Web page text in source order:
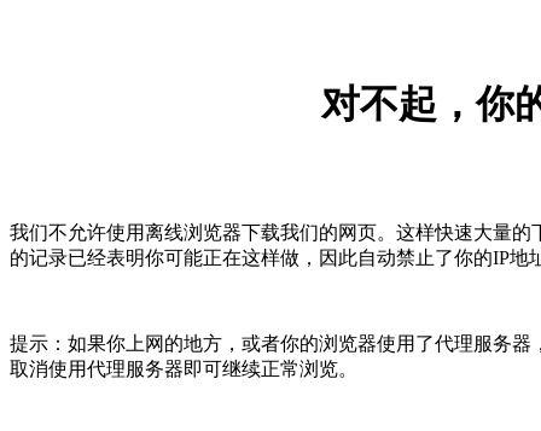
对不起，你
我们不允许使用离线浏览器下载我们的网页。这样快速大量
的记录已经表明你可能正在这样做，因此自动禁止了你的IP
提示：如果你上网的地方，或者你的浏览器使用了代理服务
取消使用代理服务器即可继续正常浏览。